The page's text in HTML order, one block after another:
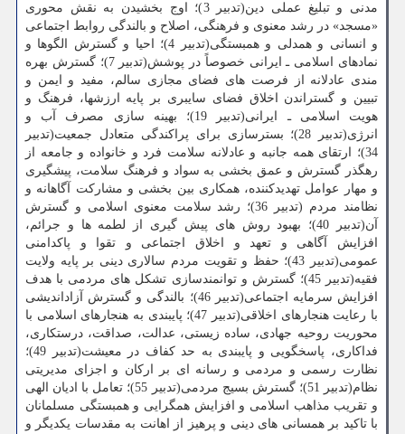
مدنی و تبلیغ عملی دین(تدبیر 3)؛ اوج بخشیدن به نقش محوری
«مسجد» در رشد معنوی و فرهنگی، اصلاح و بالندگی روابط اجتماعی
و انسانی و همدلی و همبستگی(تدبیر 4)؛ احیا و گسترش الگوها و
نمادهای اسلامی ـ ایرانی خصوصاً در پوشش(تدبیر 7)؛ گسترش بهر‏ه
مندی عادلانه از فرصت های فضای مجازی سالم، مفید و ایمن و
تبیین و گستراندن اخلاق فضای سایبری بر پایه ارزش‏ها، فرهنگ و
هویت اسلامی ـ ایرانی(تدبیر 19)؛ بهینه سازی مصرف آب و
انرژی(تدبیر 28)؛ بسترسازی برای پراکندگی متعادل جمعیت(تدبیر
34)؛ ارتقای همه جانبه و عادلانه سلامت فرد و خانواده و جامعه از
رهگذر گسترش و عمق بخشی به سواد و فرهنگ سلامت، پیشگیری
و مهار عوامل تهدیدکننده، همکاری بین بخشی و مشارکت آگاهانه و
نظامند مردم (تدبیر 36)؛ رشد سلامت معنوی اسلامی و گسترش
آن(تدبیر 40)؛ بهبود روش های پیش گیری از لطمه ها و جرائم،
افزایش آگاهی و تعهد و اخلاق اجتماعی و تقوا و پاکدامنی
عمومی(تدبیر 43)؛ حفظ و تقویت مردم سالاری دینی بر پایه ولایت
فقیه(تدبیر 45)؛ گسترش و توانمندسازی تشکل های مردمی با هدف
افزایش سرمایه اجتماعی(تدبیر 46)؛ بالندگی و گسترش آزاداندیشی
با رعایت هنجارهای اخلاقی(تدبیر 47)؛ پایبندی به هنجارهای اسلامی با
محوریت روحیه جهادی، ساده زیستی، عدالت، صداقت، درستکاری،
فداکاری، پاسخگویی و پایبندی به حد کفاف در معیشت(تدبیر 49)؛
نظارت رسمی و مردمی و رسانه ای بر ارکان و اجزای مدیریتی
نظام(تدبیر 51)؛ گسترش بسیج مردمی(تدبیر 55)؛ تعامل با ادیان الهی
و تقریب مذاهب اسلامی و افزایش همگرایی و همبستگی مسلمانان
با تاکید بر همسانی های دینی و پرهیز از اهانت به مقدسات یکدیگر و